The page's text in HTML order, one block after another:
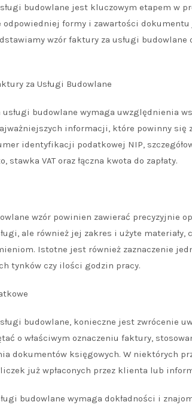
budowlane jest kluczowym etapem w
formy i zawartości dokumentu
wzór faktury za usługi
za Usługi Budowlane
budowlane wymaga uwzględnienia
informacji, które powinny się
identyfikacji podatkowej NIP,
VAT oraz łączna kwota do zapłaty.
wzór powinien zawierać precyzyjnie
ale również jej zakres i użyte materiały,
Istotne jest również zaznaczenie
tynków czy ilości godzin pracy.
budowlane, konieczne jest zwrócenie
o właściwym oznaczeniu faktury,
dokumentów księgowych. W niektórych
już wpłaconych przez klienta lub
budowlane wymaga dokładności i